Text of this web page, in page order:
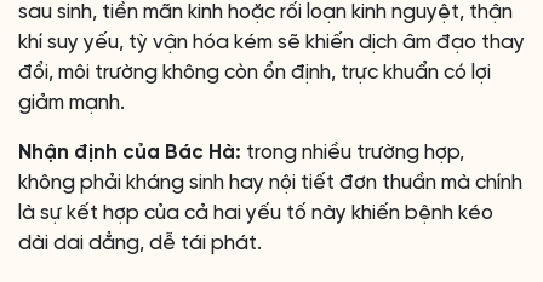
sau sinh, tiền mãn kinh hoặc rối loạn kinh nguyệt, thận
khí suy yếu, tỳ vận hóa kém sẽ khiến dịch âm đạo thay
đổi, môi trường không còn ổn định, trực khuẩn có lợi
giảm mạnh.
Nhận định của Bác Hà: trong nhiều trường hợp,
không phải kháng sinh hay nội tiết đơn thuần mà chính
là sự kết hợp của cả hai yếu tố này khiến bệnh kéo
dài dai dẳng, dễ tái phát.